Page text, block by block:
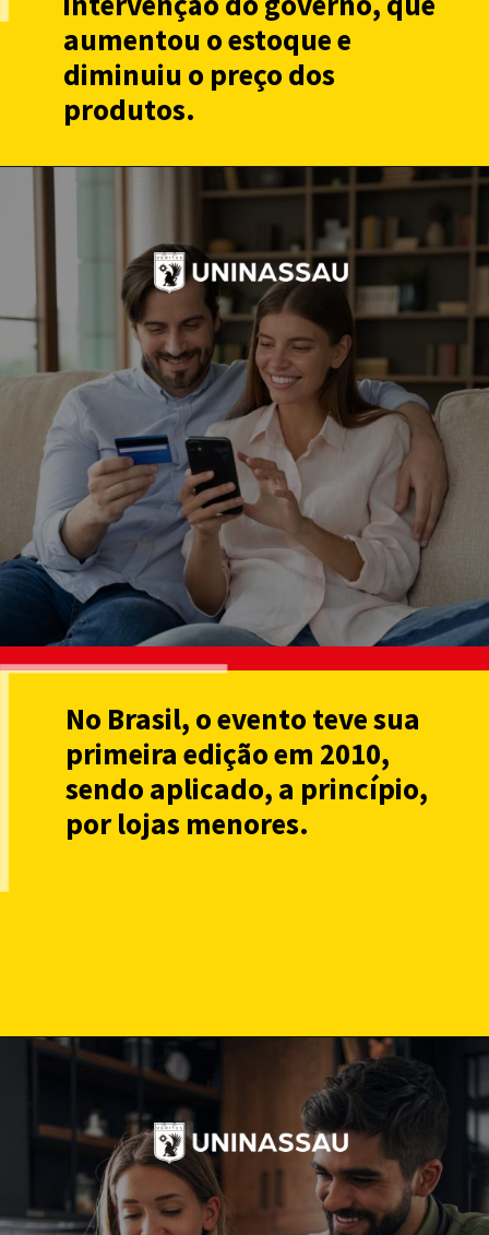
aumentou o estoque e
diminuiu o preço dos
produtos.
No Brasil, o evento teve sua
primeira edição em 2010,
sendo aplicado, a princípio,
por lojas menores.